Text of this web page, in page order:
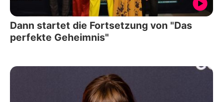
Dann startet die Fortsetzung von "Das
perfekte Geheimnis"